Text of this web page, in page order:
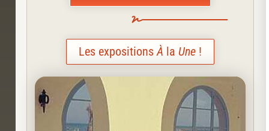
Les expositionsÀ la Une !